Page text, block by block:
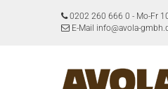
0202 260 666 0 - Mo-Fr
E-Mail info@avola-